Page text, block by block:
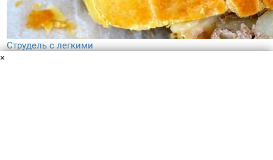
Струдель с легкими
×